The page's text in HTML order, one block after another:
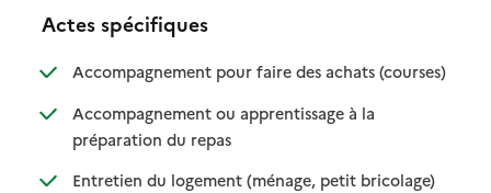
Actes spécifiques
Accompagnement pour faire des achats (courses)
:
: non
Accompagnement ou apprentissage à la
préparation du repas: disponible
: non disponible
Entretien du logement (ménage, petit bricolage): disponible
: non